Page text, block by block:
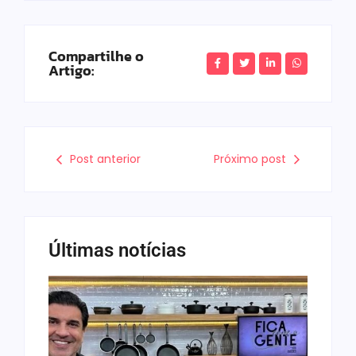
Compartilhe o
Artigo:
Post anterior Próximo post
Últimas notícias